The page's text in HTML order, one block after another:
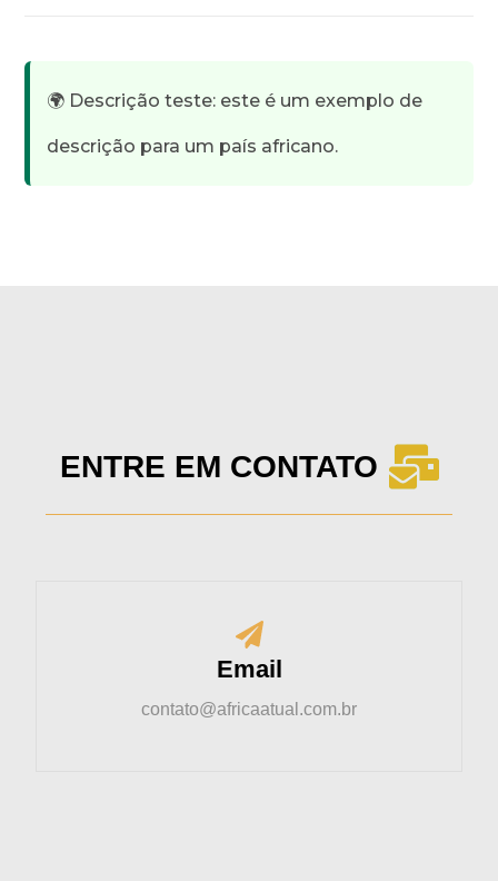
🌍 Descrição teste: este é um exemplo de
descrição para um país africano.
ENTRE EM CONTATO
Email
contato@africaatual.com.br